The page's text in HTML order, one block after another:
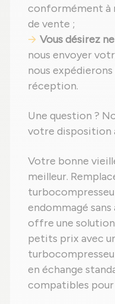
conformément à
de vente ;
Vous désirez
nous envoyer
nous expédierons
réception.
Une question ?
votre disposition
Votre bonne
meilleur.
endommagé
offre une
petits prix avec
en échange
compatibles pour